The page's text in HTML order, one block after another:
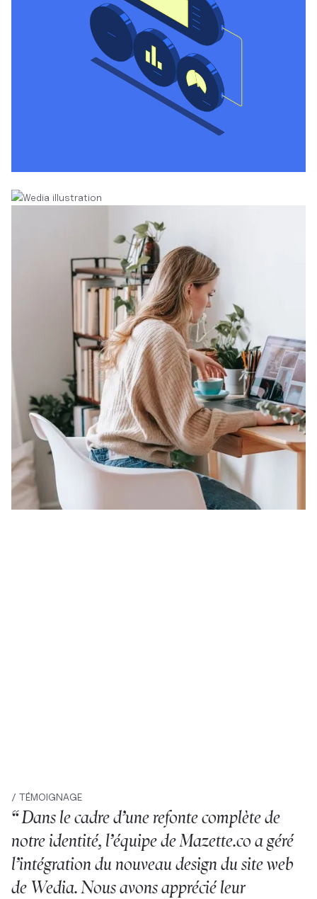
/ TÉMOIGNAGE
“ Dans le cadre d’une refonte complète de
notre identité, l’équipe de Mazette.co a géré
l’intégration du nouveau design du site web
de Wedia. Nous avons apprécié leur